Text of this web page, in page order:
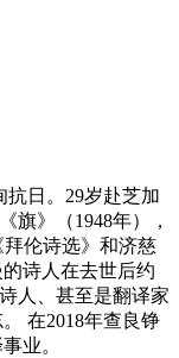
抗日。29岁赴芝加
旗》（1948年），
伦诗选》和济慈
诗人在去世后约
人、甚至是翻译家
在2018年查良铮
业。